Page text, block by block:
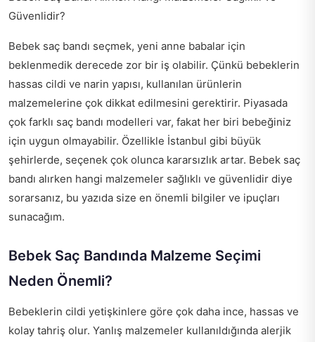
Güvenlidir?
Bebek saç bandı seçmek, yeni anne babalar için
beklenmedik derecede zor bir iş olabilir. Çünkü bebeklerin
hassas cildi ve narin yapısı, kullanılan ürünlerin
malzemelerine çok dikkat edilmesini gerektirir. Piyasada
çok farklı saç bandı modelleri var, fakat her biri bebeğiniz
için uygun olmayabilir. Özellikle İstanbul gibi büyük
şehirlerde, seçenek çok olunca kararsızlık artar. Bebek saç
bandı alırken hangi malzemeler sağlıklı ve güvenlidir diye
sorarsanız, bu yazıda size en önemli bilgiler ve ipuçları
sunacağım.
Bebek Saç Bandında Malzeme Seçimi
Neden Önemli?
Bebeklerin cildi yetişkinlere göre çok daha ince, hassas ve
kolay tahriş olur. Yanlış malzemeler kullanıldığında alerjik